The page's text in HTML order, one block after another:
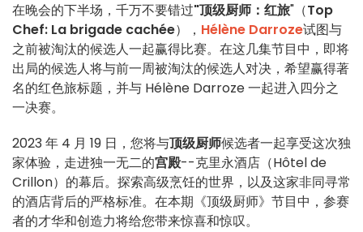
在晚会的下半场，千万不要错过"顶级厨师：红旅"（Top
Chef: La brigade cachée）， Hélène Darroze试图与
之前被淘汰的候选人一起赢得比赛。在这几集节目中，即将
出局的候选人将与前一周被淘汰的候选人对决，希望赢得著
名的红色旅标题，并与 Hélène Darroze 一起进入四分之
一决赛。
2023 年 4 月 19 日，您将与顶级厨师候选者一起享受这次独
家体验，走进独一无二的宫殿--克里永酒店（Hôtel de
Crillon）的幕后。探索高级烹饪的世界，以及这家非同寻常
的酒店背后的严格标准。在本期《顶级厨师》节目中，参赛
者的才华和创造力将给您带来惊喜和惊叹。